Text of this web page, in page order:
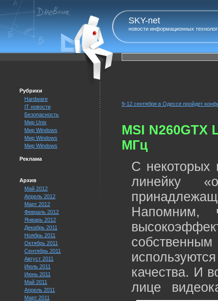
SKY-net
новости информационных
Рубрики
Hardware
IT новости
Безопасность
Мир Unix
Мир Windows
Мир Windows
Мир Windows
Реклама
Архив
Май 2012
Апрель 2012
Март 2012
Февраль 2012
Январь 2012
Декабрь 2011
Ноябрь 2011
Октябрь 2011
Сентябрь 2011
Август 2011
Июль 2011
Июнь 2011
Май 2011
Апрель 2011
Март 2011
9-12 сентября в Одессе пройдет
MSI N260GTX
МГц
С некоторых
линейку
Напомним,
качества. И
лице